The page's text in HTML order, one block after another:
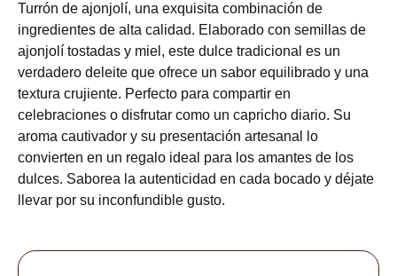
Turrón de ajonjolí, una exquisita combinación de
ingredientes de alta calidad. Elaborado con semillas de
ajonjolí tostadas y miel, este dulce tradicional es un
verdadero deleite que ofrece un sabor equilibrado y una
textura crujiente. Perfecto para compartir en
celebraciones o disfrutar como un capricho diario. Su
aroma cautivador y su presentación artesanal lo
convierten en un regalo ideal para los amantes de los
dulces. Saborea la autenticidad en cada bocado y déjate
llevar por su inconfundible gusto.